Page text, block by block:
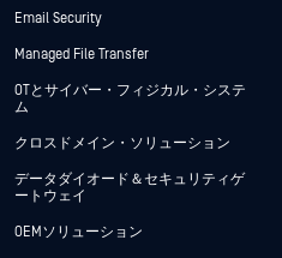
Email Security
Managed File Transfer
OTとサイバー・フィジカル・システ
ム
クロスドメイン・ソリューション
データダイオード＆セキュリティゲ
ートウェイ
OEMソリューション